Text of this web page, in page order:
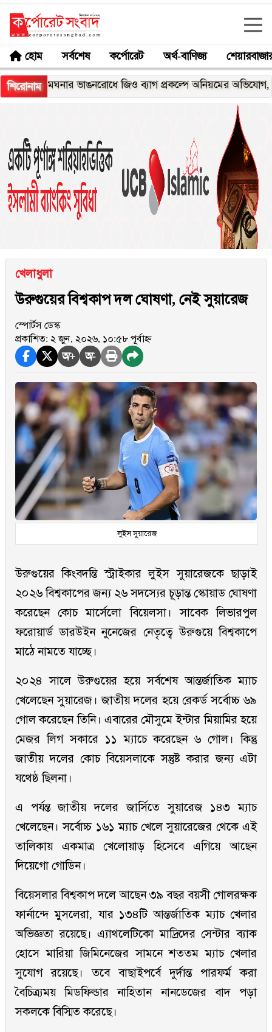
হোম সর্বশেষ কর্পোরেট অর্থ-বাণিজ্য
শিরোনাম
মেঘনার ভাঙনরোধে জিও ব্যাগ প্রকল্পে অনিয়মের অভিযোগ, নদীরকূলে
খেলাধুলা
উরুগুয়ের বিশ্বকাপ দল ঘোষণা, নেই সুয়ারেজ
স্পোর্টস ডেস্ক
প্রকাশিত: ২ জুন, ২০২৬, ১০:৫৮ পূর্বাহ্ন
অ+ অ-
লুইস সুয়ারেজ
উরুগুয়ের কিংবদন্তি স্ট্রাইকার লুইস সুয়ারেজকে ছাড়াই
২০২৬ বিশ্বকাপের জন্য ২৬ সদস্যের চূড়ান্ত স্কোয়াড ঘোষণা
করেছেন কোচ মার্সেলো বিয়েলসা। সাবেক লিভারপুল
ফরোয়ার্ড ডারউইন নুনেজের নেতৃত্বে উরুগুয়ে বিশ্বকাপে
মাঠে নামতে যাচ্ছে।
২০২৪ সালে উরুগুয়ের হয়ে সর্বশেষ আন্তর্জাতিক ম্যাচ
খেলেছেন সুয়ারেজ। জাতীয় দলের হয়ে রেকর্ড সর্বোচ্চ ৬৯
গোল করেছেন তিনি। এবারের মৌসুমে ইন্টার মিয়ামির হয়ে
মেজর লিগ সকারে ১১ ম্যাচে করেছেন ৬ গোল। কিন্তু
জাতীয় দলের কোচ বিয়েসলাকে সন্তুষ্ট করার জন্য এটা
যথেষ্ঠ ছিলনা।
এ পর্যন্ত জাতীয় দলের জার্সিতে সুয়ারেজ ১৪৩ ম্যাচ
খেলেছেন। সর্বোচ্চ ১৬১ ম্যাচ খেলে সুয়ারেজের থেকে এই
তালিকায় একমাত্র খেলোয়াড় হিসেবে এগিয়ে আছেন
দিয়েগো গোডিন।
বিয়েসলার বিশ্বকাপ দলে আছেন ৩৯ বছর বয়সী গোলরক্ষক
ফার্নান্দে মুসলেরা, যার ১৩৪টি আন্তর্জাতিক ম্যাচ খেলার
অভিজ্ঞতা রয়েছে। এ্যাথলেটিকো মাদ্রিদের সেন্টার ব্যাক
হোসে মারিয়া জিমিনেজের সামনে শততম ম্যাচ খেলার
সুযোগ রয়েছে। তবে বাছাইপর্বে দুর্দান্ত পারফর্ম করা
বৈচিত্র্যময় মিডফিল্ডার নাহিতান নানডেজের বাদ পড়া
সকলকে বিস্মিত করেছে।